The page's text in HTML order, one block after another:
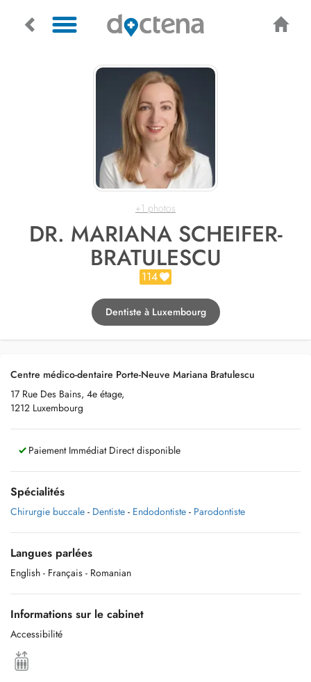
+1 photos
DR. MARIANA SCHEIFER-
BRATULESCU
114
Dentiste à Luxembourg
Centre médico-dentaire Porte-Neuve Mariana Bratulescu
17 Rue Des Bains, 4e étage,
1212 Luxembourg
Paiement Immédiat Direct disponible
Spécialités
Chirurgie buccale - Dentiste - Endodontiste - Parodontiste
Langues parlées
English - Français - Romanian
Informations sur le cabinet
Accessibilité